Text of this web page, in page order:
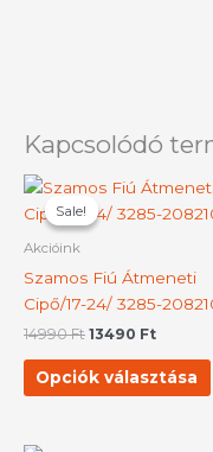
Kapcsolódó
Sale!
Sale!
Akcióink
Szamos Fiú Átmeneti
Cipő/17-24/ 3285-
14990Ft
Original
price
was:
13490 Ft
is:
Opciók választása
a